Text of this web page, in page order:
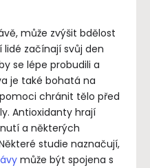
může zvýšit bdělost
začínají svůj den
se lépe probudili a
je také bohatá na
chránit tělo před
Antioxidanty hrají
a některých
studie naznačují,
může být spojena s